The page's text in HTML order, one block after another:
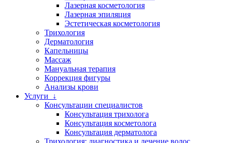
Лазерная косметология
Лазерная эпиляция
Эстетическая косметология
Трихология
Дерматология
Капельницы
Массаж
Мануальная терапия
Коррекция фигуры
Анализы крови
Услуги ↓
Консультации специалистов
Консультация трихолога
Консультация косметолога
Консультация дерматолога
Трихология: диагностика и лечение волос